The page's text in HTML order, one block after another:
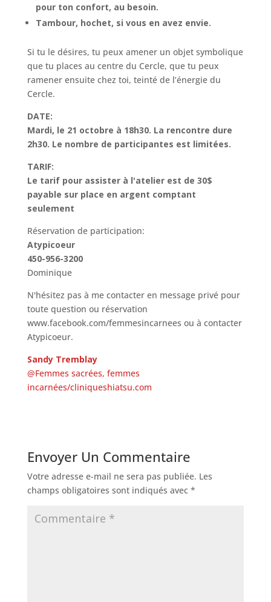
pour ton confort, au besoin.
Tambour, hochet, si vous en avez envie.
Si tu le désires, tu peux amener un objet symbolique
que tu places au centre du Cercle, que tu peux
ramener ensuite chez toi, teinté de l’énergie du
Cercle.
DATE:
Mardi, le 21 octobre à 18h30. La rencontre dure
2h30. Le nombre de participantes est limitées.
TARIF:
Le tarif pour assister à l'atelier est de 30$
payable sur place en argent comptant
seulement
Réservation de participation:
Atypicoeur
450-956-3200
Dominique
N'hésitez pas à me contacter en message privé pour
toute question ou réservation
www.facebook.com/femmesincarnees ou à contacter
Atypicoeur.
Sandy Tremblay
@Femmes sacrées, femmes
incarnées/cliniqueshiatsu.com
Envoyer Un Commentaire
Votre adresse e-mail ne sera pas publiée. Les
champs obligatoires sont indiqués avec *